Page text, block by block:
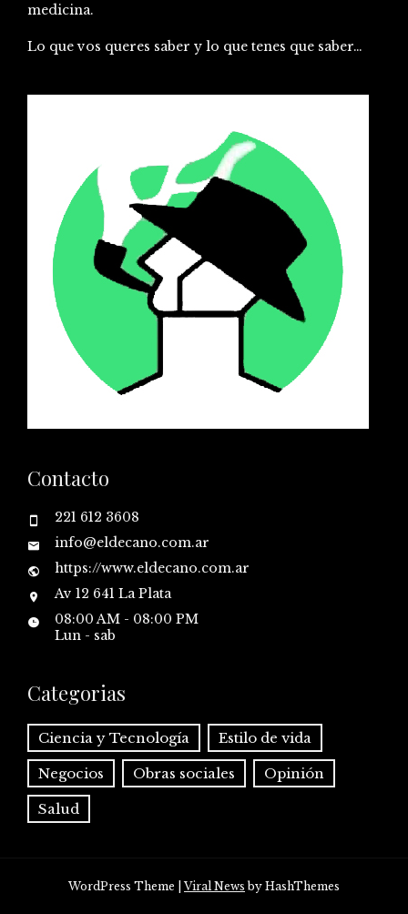
medicina.
Lo que vos queres saber y lo que tenes que saber…
Contacto
221 612 3608
info@eldecano.com.ar
https://www.eldecano.com.ar
Av 12 641 La Plata
08:00 AM - 08:00 PM
Lun - sab
Categorias
Ciencia y Tecnología Estilo de vida
Negocios Obras sociales Opinión
Salud
WordPress Theme |Viral News by HashThemes